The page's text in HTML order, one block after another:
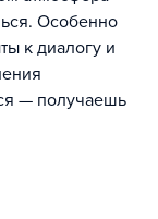
Особенно
к диалогу и
— получаешь